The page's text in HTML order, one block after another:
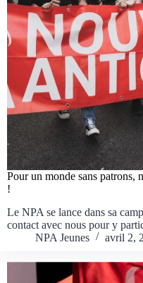
Pour un monde sans patrons,
!
Le NPA se lance dans sa
contact avec nous pour y
NPA Jeunes
avril 2,